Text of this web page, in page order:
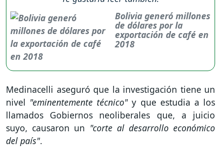
Bolivia generó millones
de dólares por la
exportación de café en
2018
Medinacelli aseguró que la investigación tiene un
nivel "eminentemente técnico"y que estudia a los
llamados Gobiernos neoliberales que, a juicio
suyo, causaron un "corte al desarrollo económico
del país".